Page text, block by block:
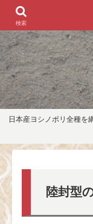
日本産ヨシノボリ全種を
陸封型
検索